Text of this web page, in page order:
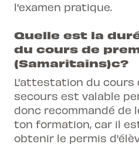
l'examen pratique.
Quelle est la
du cours de
(Samaritains)c?
L'attestation du cours
secours est valable
donc recommandé de
ton formation, car il
obtenir le permis